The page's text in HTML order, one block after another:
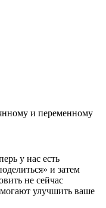
и переменному
у нас есть
и затем
не сейчас
улучшить ваше